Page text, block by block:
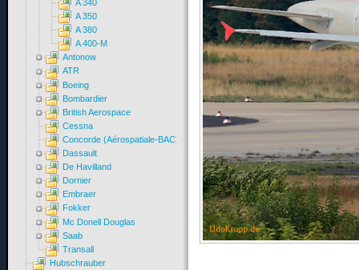
A 340
A 350
A 380
A 400-M
Antonow
ATR
Boeing
Bombardier
British Aerospace
Cessna
Concorde (Aérospatiale-BAC)
Dassault
De Havilland
Dornier
Embraer
Fokker
Mc Donell Douglas
Saab
Transall
Hubschrauber